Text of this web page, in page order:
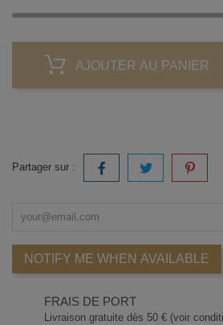
AJOUTER AU PANIER
Partager sur :
NOTIFY ME WHEN AVAILABLE
FRAIS DE PORT
Livraison gratuite dès 50 € (voir